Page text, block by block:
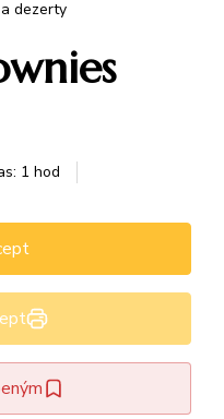
dezerty
1 hod